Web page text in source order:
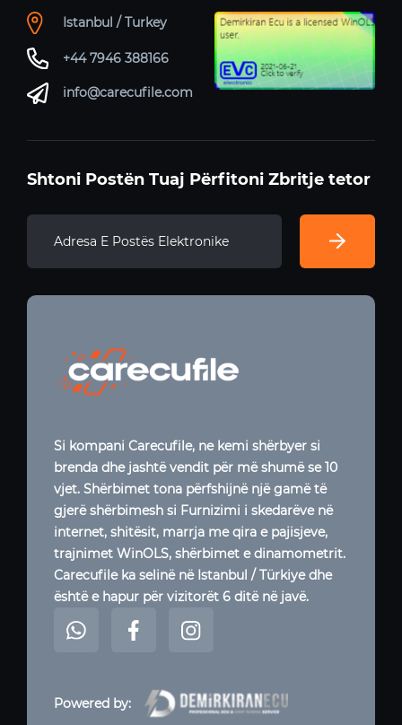
Istanbul / Turkey
+44 7946 388166
info@carecufile.com
Shtoni Postën Tuaj Përfitoni Zbritje tetor
Si kompani Carecufile, ne kemi shërbyer si
brenda dhe jashtë vendit për më shumë se 10
vjet. Shërbimet tona përfshijnë një gamë të
gjerë shërbimesh si Furnizimi i skedarëve në
internet, shitësit, marrja me qira e pajisjeve,
trajnimet WinOLS, shërbimet e dinamometrit.
Carecufile ka selinë në Istanbul / Türkiye dhe
është e hapur për vizitorët 6 ditë në javë.
Powered by: